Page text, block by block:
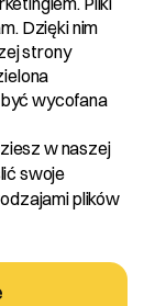
S.A. z jej
i Otree sp.
Dzięki nim
strony
wycofana
w naszej
swoje
plików